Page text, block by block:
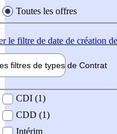
Toutes les offres
le filtre de date de création
filtres de types de Contrat
contrat
CDI (1)
CDD (1)
Intérim